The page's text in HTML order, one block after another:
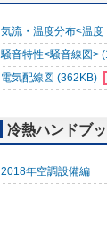
気流・温度分布<温
騒音特性<騒音線図>
電気配線図 (362KB)
冷熱ハンドブ
2018年空調設備編